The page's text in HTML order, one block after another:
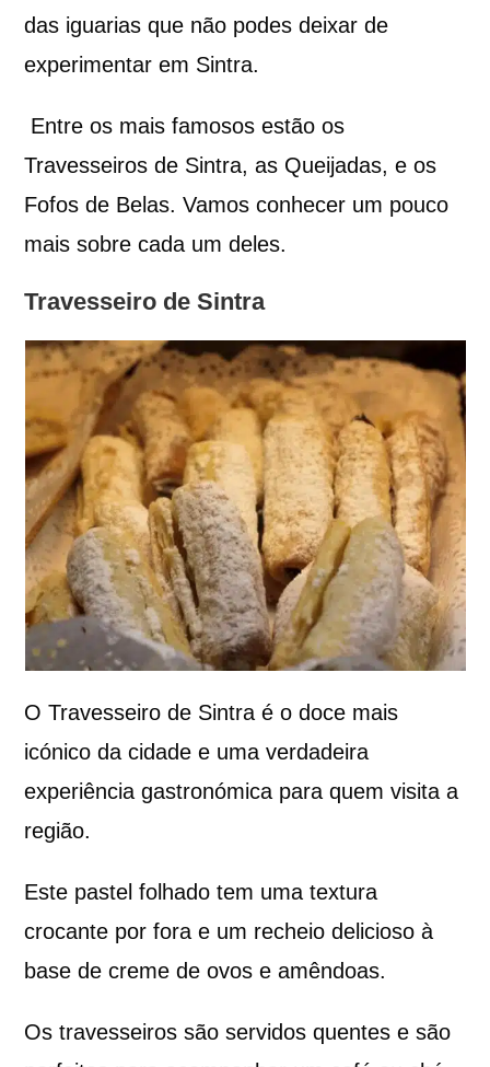
das iguarias que não podes deixar de
experimentar em Sintra.
Entre os mais famosos estão os
Travesseiros de Sintra, as Queijadas, e os
Fofos de Belas. Vamos conhecer um pouco
mais sobre cada um deles.
Travesseiro de Sintra
O Travesseiro de Sintra é o doce mais
icónico da cidade e uma verdadeira
experiência gastronómica para quem visita a
região.
Este pastel folhado tem uma textura
crocante por fora e um recheio delicioso à
base de creme de ovos e amêndoas.
Os travesseiros são servidos quentes e são